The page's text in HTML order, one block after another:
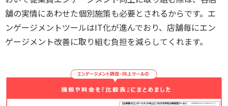
舗の実情にあわせた個別施策も必要とされるからです。エ
ンゲージメントツールはIT化が進んでおり、店舗毎にエン
ゲージメント改善に取り組む負担を減らしてくれます。